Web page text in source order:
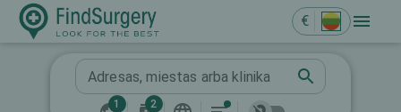
€
Adresas, miestas arba klinika
1 2